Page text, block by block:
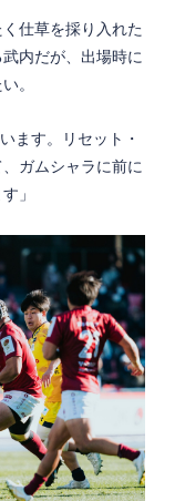
仕草を採り入れた
内だが、出場時に
。
ます。リセット・
ガムシャラに前に
」